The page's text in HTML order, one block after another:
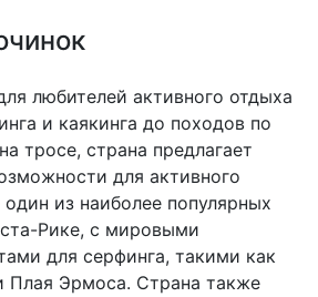
любителей активного отдыха
и каякинга до походов по
тросе, страна предлагает
для активного
из наиболее популярных
Рике, с мировыми
для серфинга, такими как
Плая Эрмоса. Страна также